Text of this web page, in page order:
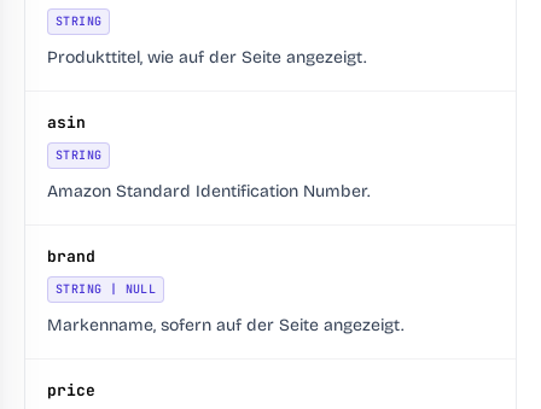
STRING
Produkttitel, wie auf der Seite angezeigt.
asin
STRING
Amazon Standard Identification Number.
brand
STRING | NULL
Markenname, sofern auf der Seite angezeigt.
price